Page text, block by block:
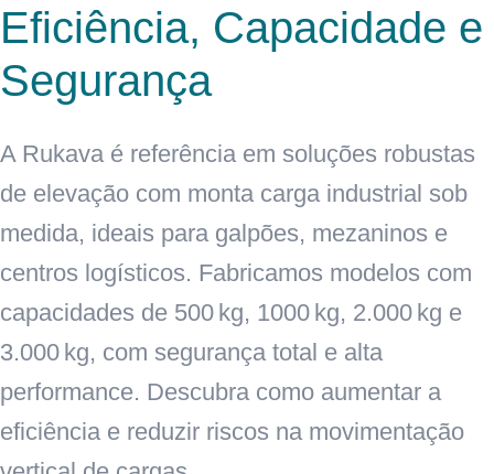
Eficiência, Capacidade e
Segurança
A Rukava é referência em soluções robustas
de elevação com monta carga industrial sob
medida, ideais para galpões, mezaninos e
centros logísticos. Fabricamos modelos com
capacidades de 500 kg, 1000 kg, 2.000 kg e
3.000 kg, com segurança total e alta
performance. Descubra como aumentar a
eficiência e reduzir riscos na movimentação